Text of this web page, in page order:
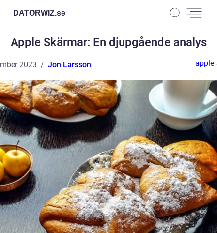
DATORWIZ.se
Apple Skärmar: En djupgående analys
2023 Jon Larsson apple